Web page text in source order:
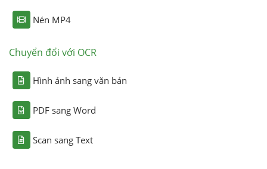
Nén MP4
Chuyển đổi với OCR
Hình ảnh sang văn bản
PDF sang Word
Scan sang Text